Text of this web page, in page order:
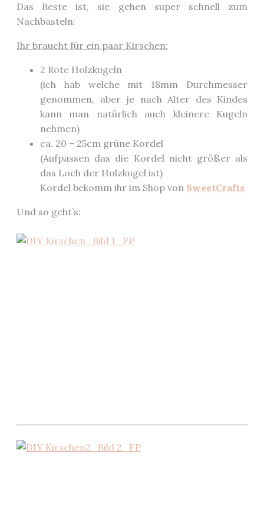
Das Beste ist, sie gehen super schnell zum
Nachbasteln:
Ihr braucht für ein paar Kirschen:
2 Rote Holzkugeln
(ich hab welche mit 18mm Durchmesser
genommen, aber je nach Alter des Kindes
kann man natürlich auch kleinere Kugeln
nehmen)
ca. 20 – 25cm grüne Kordel
(Aufpassen das die Kordel nicht größer als
das Loch der Holzkugel ist)
Kordel bekomm ihr im Shop von SweetCrafts
Und so geht’s: